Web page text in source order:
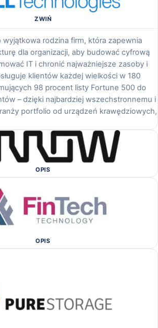
ZWIŃ
wyjątkowa rodzina firm, która zapewnia
dla organizacji, aby budować cyfrową
IT i chronić najważniejsze zasoby i
klientów każdej wielkości w 180
98 procent listy Fortune 500 do
– dzięki najbardziej wszechstronnemu i
portfolio od urządzeń krawędziowych,
OPIS
OPIS